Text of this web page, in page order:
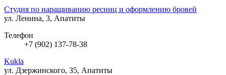
Студия по наращиванию ресниц и оформлению бровей
ул. Ленина, 3, Апатиты
Телефон
+7 (902) 137-78-38
Kukla
ул. Дзержинского, 35, Апатиты